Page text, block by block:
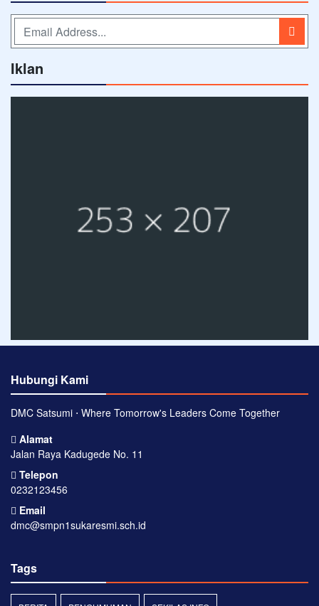
Iklan
Hubungi Kami
DMC Satsumi ⋅ Where Tomorrow's Leaders Come Together
Alamat
Jalan Raya Kadugede No. 11
Telepon
0232123456
Email
dmc@smpn1sukaresmi.sch.id
Tags